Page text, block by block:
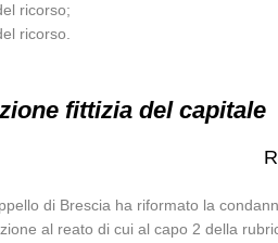
ricorso;
ricorso.
fittizia del capitale
di Brescia ha riformato la
al reato di cui al capo 2 della